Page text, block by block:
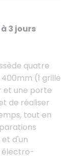
3 jours
quatre
(1 grille
et une porte
de réaliser
tout en
d'un
électro-